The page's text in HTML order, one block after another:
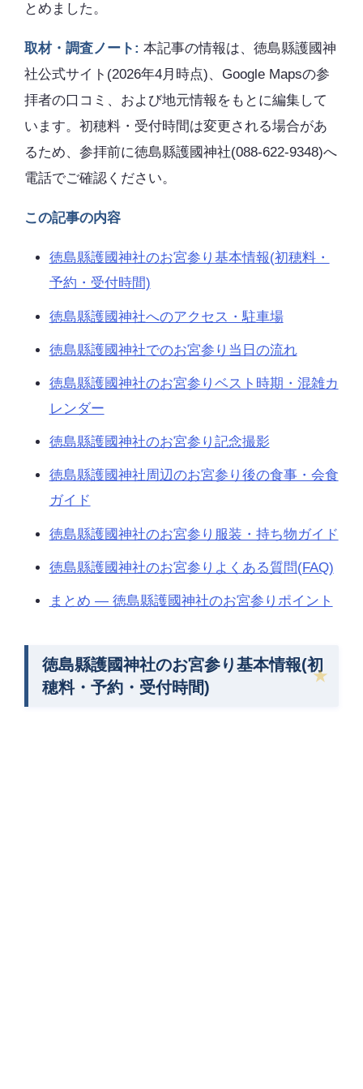
とめました。
取材・調査ノート: 本記事の情報は、徳島縣護國神
社公式サイト(2026年4月時点)、Google Mapsの参
拝者の口コミ、および地元情報をもとに編集して
います。初穂料・受付時間は変更される場合があ
るため、参拝前に徳島縣護國神社(088-622-9348)へ
電話でご確認ください。
この記事の内容
徳島縣護國神社のお宮参り基本情報(初穂料・
予約・受付時間)
徳島縣護國神社へのアクセス・駐車場
徳島縣護國神社でのお宮参り当日の流れ
徳島縣護國神社のお宮参りベスト時期・混雑カ
レンダー
徳島縣護國神社のお宮参り記念撮影
徳島縣護國神社周辺のお宮参り後の食事・会食
ガイド
徳島縣護國神社のお宮参り服装・持ち物ガイド
徳島縣護國神社のお宮参りよくある質問(FAQ)
まとめ — 徳島縣護國神社のお宮参りポイント
徳島縣護國神社のお宮参り基本情報(初
穂料・予約・受付時間)